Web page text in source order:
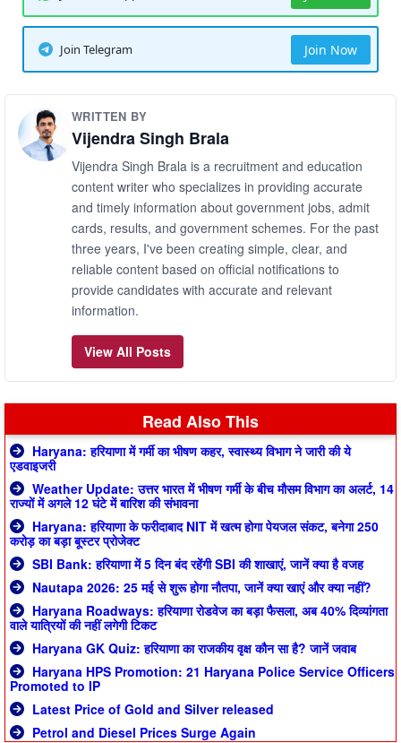
Join Telegram Join Now
WRITTEN BY
Vijendra Singh Brala
Vijendra Singh Brala is a recruitment and education
content writer who specializes in providing accurate
and timely information about government jobs, admit
cards, results, and government schemes. For the past
three years, I've been creating simple, clear, and
reliable content based on official notifications to
provide candidates with accurate and relevant
information.
View All Posts
Read Also This
Haryana: हरियाणा में गर्मी का भीषण कहर, स्वास्थ्य विभाग ने जारी की ये
एडवाइजरी
Weather Update: उत्तर भारत में भीषण गर्मी के बीच मौसम विभाग का अलर्ट, 14
राज्यों में अगले 12 घंटे में बारिश की संभावना
Haryana: हरियाणा के फरीदाबाद NIT में खत्म होगा पेयजल संकट, बनेगा 250
करोड़ का बड़ा बूस्टर प्रोजेक्ट
SBI Bank: हरियाणा में 5 दिन बंद रहेंगी SBI की शाखाएं, जानें क्या है वजह
Nautapa 2026: 25 मई से शुरू होगा नौतपा, जानें क्या खाएं और क्या नहीं?
Haryana Roadways: हरियाणा रोडवेज का बड़ा फैसला, अब 40% दिव्यांगता
वाले यात्रियों की नहीं लगेगी टिकट
Haryana GK Quiz: हरियाणा का राजकीय वृक्ष कौन सा है? जानें जवाब
Haryana HPS Promotion: 21 Haryana Police Service Officers
Promoted to IP
Latest Price of Gold and Silver released
Petrol and Diesel Prices Surge Again